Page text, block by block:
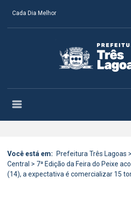
Cada Dia Melhor
Você está em: Prefeitura Três Lagoas >
Central > 7ª Edição da Feira do Peixe
(14), a expectativa é comercializar 15